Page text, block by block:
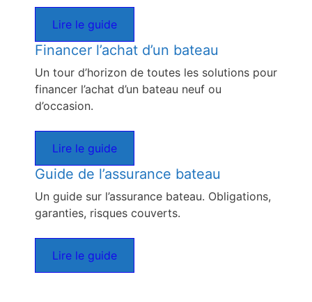
Lire le guide
Financer l’achat d’un bateau
Un tour d’horizon de toutes les solutions pour
financer l’achat d’un bateau neuf ou
d’occasion.
Lire le guide
Guide de l’assurance bateau
Un guide sur l’assurance bateau. Obligations,
garanties, risques couverts.
Lire le guide